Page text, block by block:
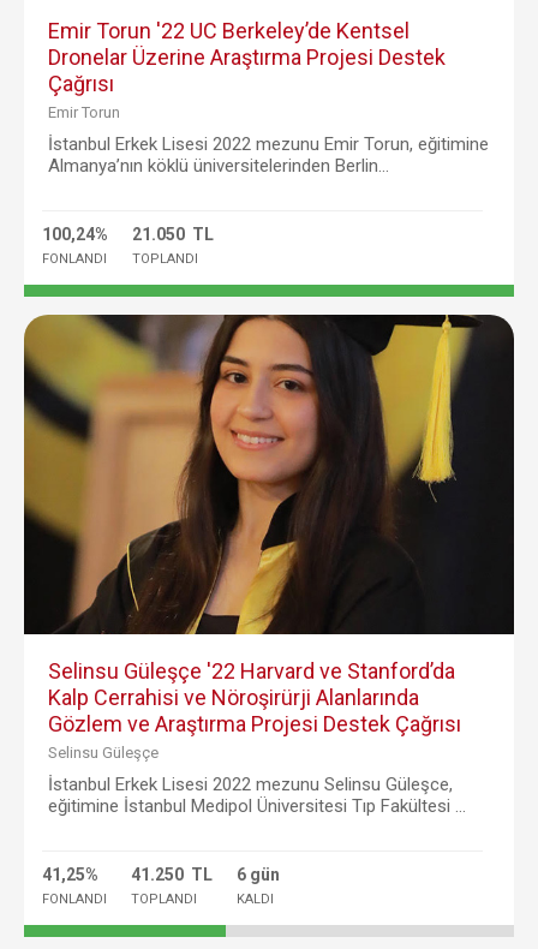
Emir Torun '22 UC Berkeley’de Kentsel
Dronelar Üzerine Araştırma Projesi Destek
Çağrısı
Emir Torun
İstanbul Erkek Lisesi 2022 mezunu Emir Torun, eğitimine
Almanya’nın köklü üniversitelerinden Berlin...
100,24%
FONLANDI
21.050 TL
TOPLANDI
Selinsu Güleşçe '22 Harvard ve Stanford’da
Kalp Cerrahisi ve Nöroşirürji Alanlarında
Gözlem ve Araştırma Projesi Destek Çağrısı
Selinsu Güleşçe
İstanbul Erkek Lisesi 2022 mezunu Selinsu Güleşce,
eğitimine İstanbul Medipol Üniversitesi Tıp Fakültesi ...
41,25%
FONLANDI
41.250 TL
TOPLANDI
6 gün
KALDI